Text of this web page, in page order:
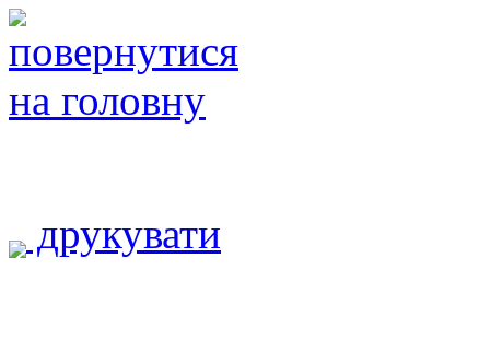
друкувати